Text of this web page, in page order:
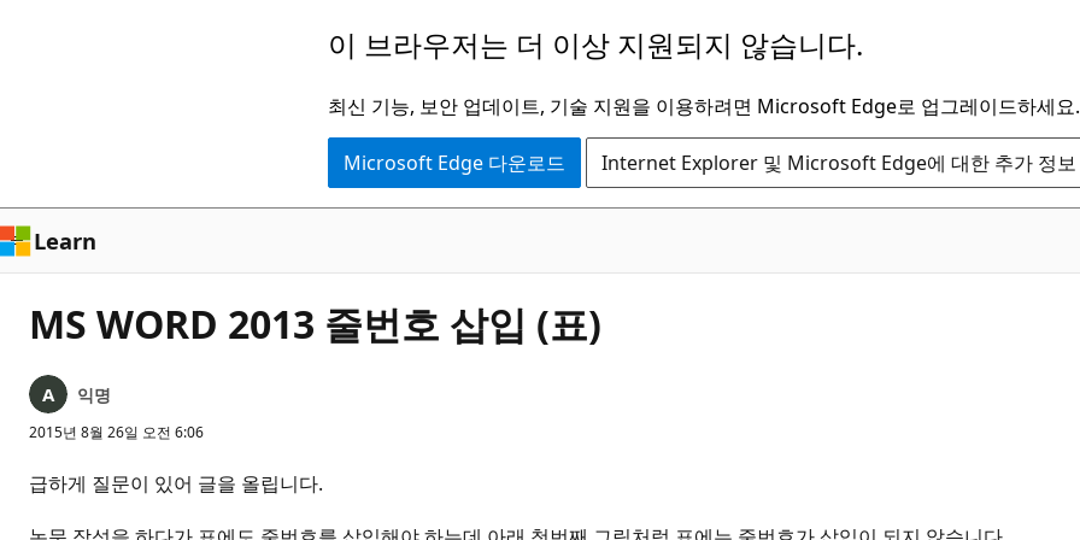
로
건
너
뛰
기
이 브라우저는 더 이상 지원되지 않습니다.
최신 기능, 보안 업데이트, 기술 지원을 이용하려면 Microsoft Edge로 업그레이드하세요.
Microsoft Edge 다운로드 Internet Explorer 및 Microsoft Edge에 대한 추가 정보
Learn
MS WORD 2013 줄번호 삽입 (표)
익명
2015년 8월 26일 오전 6:06
급하게 질문이 있어 글을 올립니다.